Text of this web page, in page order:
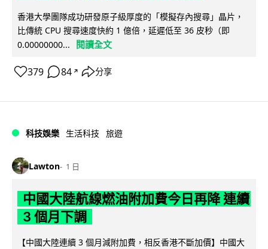
香港大學團隊成功研發原子級厚度的「模擬存內搜尋」晶片，
比傳統 CPU 搜尋速度快約 1 億倍，延遲低至 36 皮秒（即
0.00000000...
閱讀全文
379 84 ↗ 分享
科技娛樂 生活科技 旅遊
Lawton 1 日
中國大陸航線燃油附加費今日再降 連續
3 個月下調
【中國大陸連續 3 個月減附加費，相反香港不斷加價】中國大